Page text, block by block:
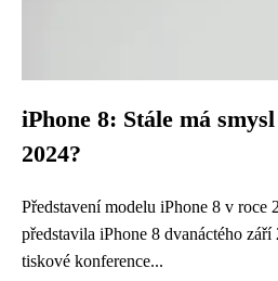
iPhone 8: Stále má
2024?
Představení modelu iPhone 8 v roce
představila iPhone 8 dvanáctého září
tiskové konference...